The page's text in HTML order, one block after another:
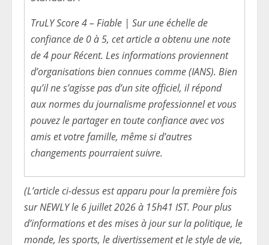
TruLY Score 4 – Fiable | Sur une échelle de
confiance de 0 à 5, cet article a obtenu une note
de 4 pour Récent. Les informations proviennent
d’organisations bien connues comme (IANS). Bien
qu’il ne s’agisse pas d’un site officiel, il répond
aux normes du journalisme professionnel et vous
pouvez le partager en toute confiance avec vos
amis et votre famille, même si d’autres
changements pourraient suivre.
(L’article ci-dessus est apparu pour la première fois
sur NEWLY le 6 juillet 2026 à 15h41 IST. Pour plus
d’informations et des mises à jour sur la politique, le
monde, les sports, le divertissement et le style de vie,